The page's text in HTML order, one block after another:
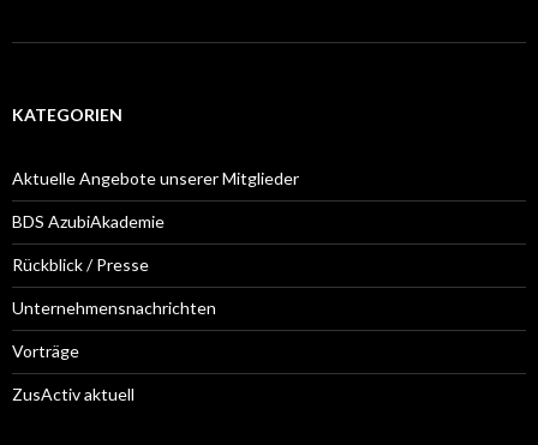
KATEGORIEN
Aktuelle Angebote unserer Mitglieder
BDS AzubiAkademie
Rückblick / Presse
Unternehmensnachrichten
Vorträge
ZusActiv aktuell